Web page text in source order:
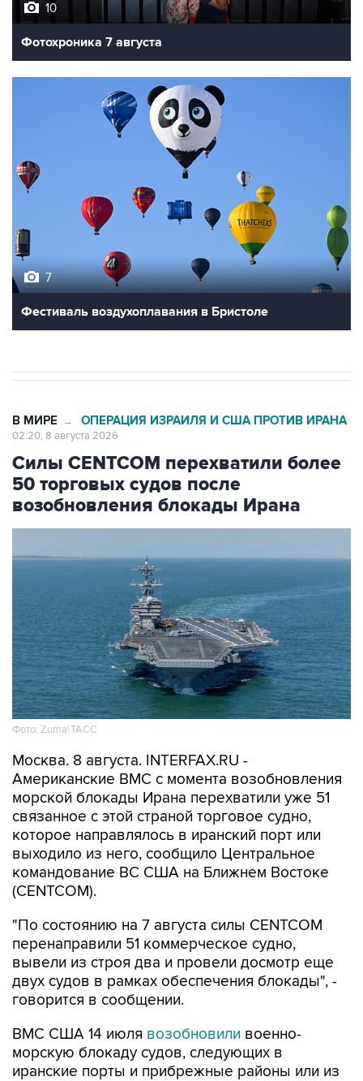
10
Фотохроника 7 августа
7
Фестиваль воздухоплавания в Бристоле
В МИРЕ → ОПЕРАЦИЯ ИЗРАИЛЯ И США ПРОТИВ ИРАНА
02:20, 8 августа 2026
Силы CENTCOM перехватили более
50 торговых судов после
возобновления блокады Ирана
Фото: Zuma\ТАСС
Москва. 8 августа. INTERFAX.RU -
Американские ВМС с момента возобновления
морской блокады Ирана перехватили уже 51
связанное с этой страной торговое судно,
которое направлялось в иранский порт или
выходило из него, сообщило Центральное
командование ВС США на Ближнем Востоке
(CENTCOM).
"По состоянию на 7 августа силы CENTCOM
перенаправили 51 коммерческое судно,
вывели из строя два и провели досмотр еще
двух судов в рамках обеспечения блокады", -
говорится в сообщении.
ВМС США 14 июля возобновили военно-
морскую блокаду судов, следующих в
иранские порты и прибрежные районы или из